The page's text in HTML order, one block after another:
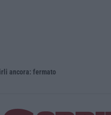
ancora: fermato